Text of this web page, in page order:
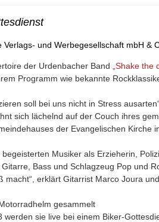
und Werbegesellschaft mbH &
der Urdenbacher Band „Shake the
Programm wie bekannte
soll bei uns nicht in Stress
sich lächelnd auf der Couch ihres
der Evangelischen
Musiker als Erzieherin,
Bass und Schlagzeug Pop und
macht“, erklärt Gitarrist Marco Joura
gesammelt
werden sie live bei einem Biker-